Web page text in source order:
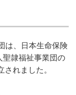
は、日本生命保険
隷福祉事業団の
れました。